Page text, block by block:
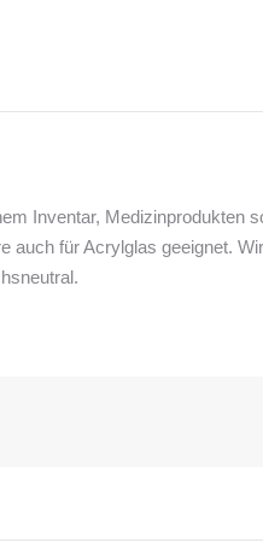
Inventar, Medizinprodukten
auch für Acrylglas geeignet.